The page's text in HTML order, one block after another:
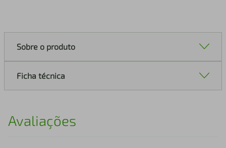
Sobre o produto
Ficha técnica
Avaliações